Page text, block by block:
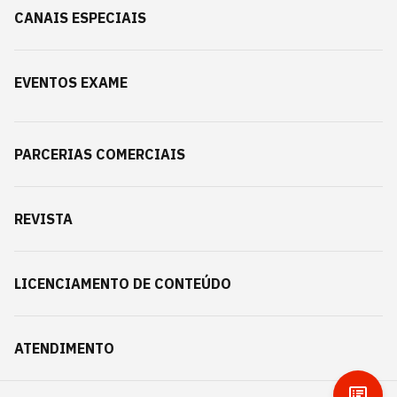
CANAIS ESPECIAIS
EVENTOS EXAME
PARCERIAS COMERCIAIS
REVISTA
LICENCIAMENTO DE CONTEÚDO
ATENDIMENTO